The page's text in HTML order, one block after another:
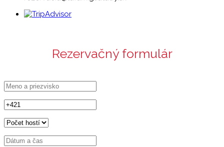
Rezervačný formulár
Meno
a
priezvisko
Telefónne
číslo
Počet
Dátum